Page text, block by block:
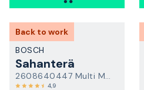
Back to work
BOSCH
Sahanterä
2608640447 Multi Material
4,9